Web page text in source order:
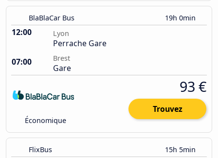
BlaBlaCar Bus 19h 0min
12:00 Lyon
Perrache Gare
07:00
Brest
Gare
Économique
93 €
Trouvez
FlixBus 15h 5min